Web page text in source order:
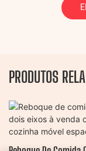
PRODUTOS